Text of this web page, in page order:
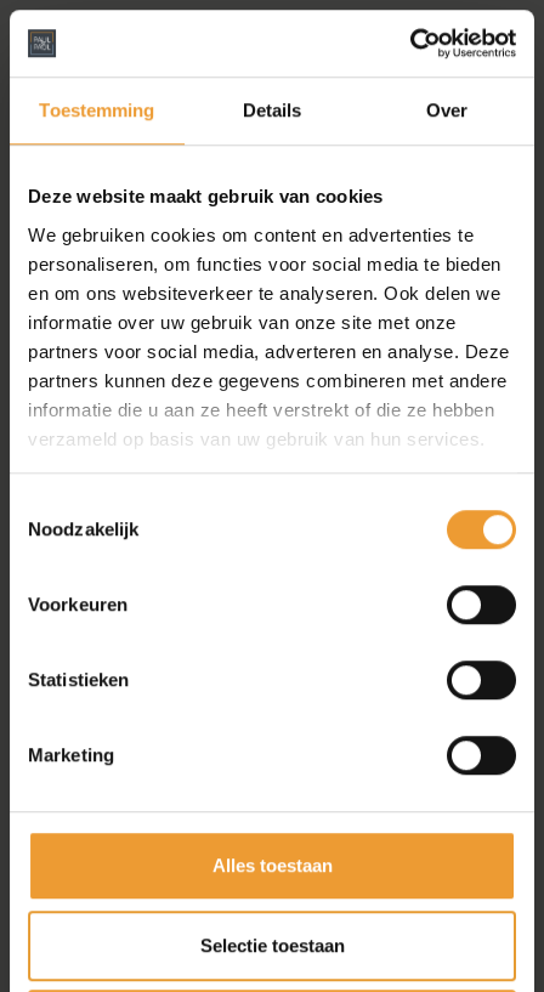
Toestemming Details Over
Deze website maakt gebruik van cookies
We gebruiken cookies om content en advertenties te
personaliseren, om functies voor social media te bieden
en om ons websiteverkeer te analyseren. Ook delen we
informatie over uw gebruik van onze site met onze
partners voor social media, adverteren en analyse. Deze
partners kunnen deze gegevens combineren met andere
informatie die u aan ze heeft verstrekt of die ze hebben
verzameld op basis van uw gebruik van hun services.
Noodzakelijk
Voorkeuren
Statistieken
Marketing
Alles toestaan
Selectie toestaan